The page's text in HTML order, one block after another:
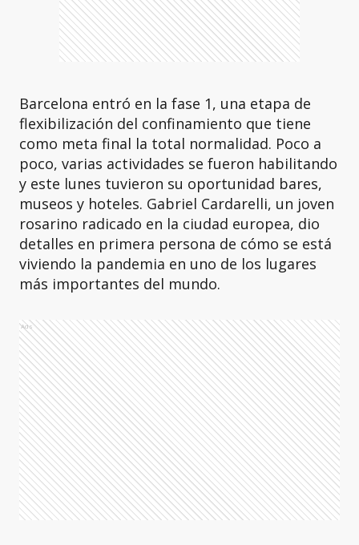
Barcelona entró en la fase 1, una etapa de
flexibilización del confinamiento que tiene
como meta final la total normalidad. Poco a
poco, varias actividades se fueron habilitando
y este lunes tuvieron su oportunidad bares,
museos y hoteles. Gabriel Cardarelli, un joven
rosarino radicado en la ciudad europea, dio
detalles en primera persona de cómo se está
viviendo la pandemia en uno de los lugares
más importantes del mundo.
Ads